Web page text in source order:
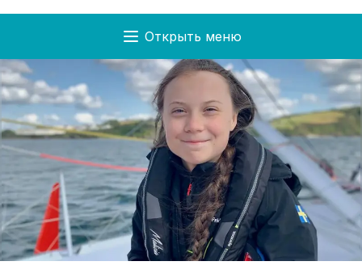
Открыть меню